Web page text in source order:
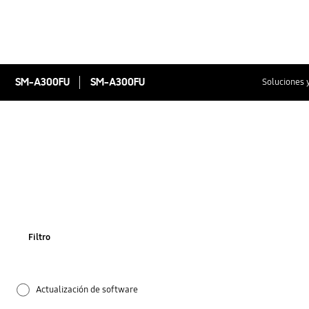
SM-A300FU SM-A300FU Soluciones
Filtro
Actualización de software